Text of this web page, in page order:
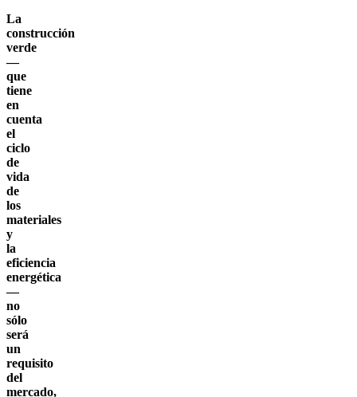
La
construcción
verde
—
que
tiene
en
cuenta
el
ciclo
de
vida
de
los
materiales
y
la
eficiencia
energética
—
no
sólo
será
un
requisito
del
mercado,